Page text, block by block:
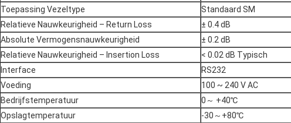
Toepassing Vezeltype
Standaard SM
Relatieve Nauwkeurigheid – Return Loss
± 0.4 dB
Absolute Vermogensnauwkeurigheid
± 0.2 dB
Relatieve Nauwkeurigheid – Insertion Loss
< 0.02 dB Typisch
Interface
RS232
Voeding
100 ~ 240 V AC
Bedrijfstemperatuur
0～ +40℃
Opslagtemperatuur
-30～+80℃